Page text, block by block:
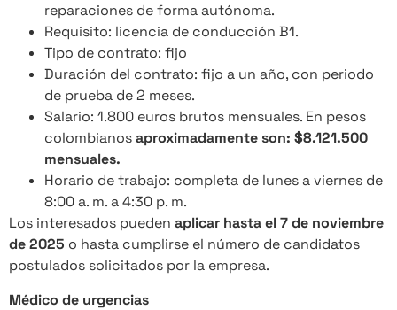
reparaciones de forma autónoma.
Requisito: licencia de conducción B1.
Tipo de contrato: fijo
Duración del contrato: fijo a un año, con periodo
de prueba de 2 meses.
Salario: 1.800 euros brutos mensuales. En pesos
colombianosaproximadamente son: $8.121.500
mensuales.
Horario de trabajo: completa de lunes a viernes de
8:00 a. m. a 4:30 p. m.
Los interesados pueden aplicar hasta el 7 de noviembre
de 2025 o hasta cumplirse el número de candidatos
postulados solicitados por la empresa.
Médico de urgencias